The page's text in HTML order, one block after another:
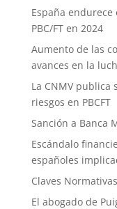
España
PBC/FT en 2024
Aumento de las
avances en la
La CNMV
riesgos en PBCFT
Sanción a Banca
Escándalo
españoles
Claves
El abogado de